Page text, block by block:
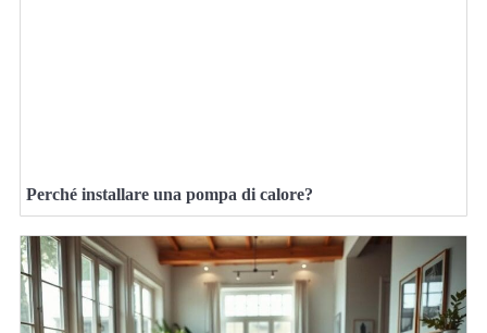
Perché installare una pompa di calore?